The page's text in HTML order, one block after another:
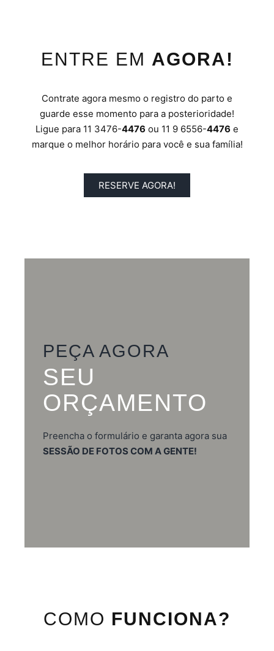
ENTRE EM AGORA!
Contrate agora mesmo o registro do parto e
guarde esse momento para a posterioridade!
Ligue para 11 3476-4476 ou 11 9 6556-4476 e
marque o melhor horário para você e sua família!
RESERVE AGORA!
PEÇA AGORA
SEU
ORÇAMENTO
Preencha o formulário e garanta agora sua
SESSÃO DE FOTOS COM A GENTE!
COMO FUNCIONA?